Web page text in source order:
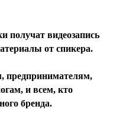
получат видеозапись
от спикера.
предпринимателям,
и всем, кто
бренда.